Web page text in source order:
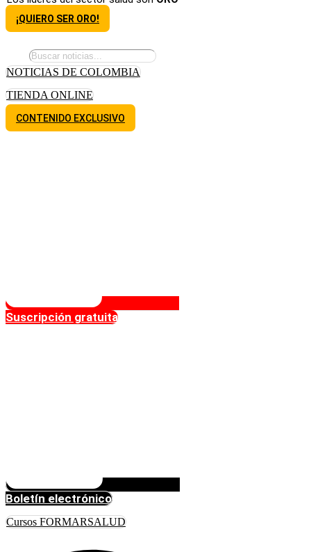
¡QUIERO SER ORO!
NOTICIAS DE COLOMBIA
TIENDA ONLINE
CONTENIDO EXCLUSIVO
Suscripción gratuita
Boletín electrónico
Cursos FORMARSALUD